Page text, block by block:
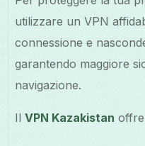
utilizzare un VPN
connessione e
garantendo maggiore
navigazione.
IlVPN Kazakistan offre